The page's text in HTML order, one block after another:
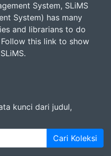
System, SLiMS
System) has many
and librarians to do
this link to show
kunci dari judul,
Cari Koleksi